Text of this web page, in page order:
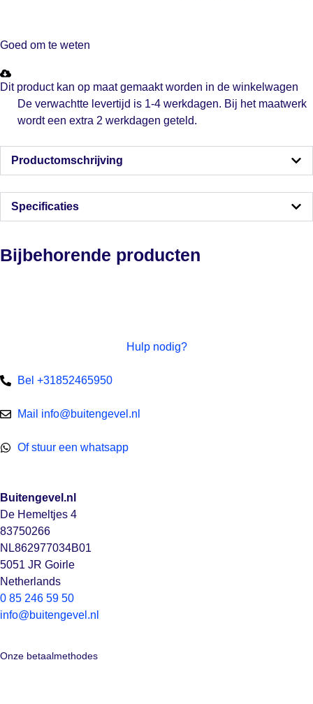
Goed om te weten
Dit product kan op maat gemaakt worden in de winkelwagen
De verwachtte levertijd is 1-4 werkdagen. Bij het maatwerk
wordt een extra 2 werkdagen geteld.
Productomschrijving
Specificaties
Bijbehorende producten
Hulp nodig?
Bel +31852465950
Mail info@buitengevel.nl
Of stuur een whatsapp
Buitengevel.nl
De Hemeltjes 4
83750266
NL862977034B01
5051 JR Goirle
Netherlands
0 85 246 59 50
info@buitengevel.nl
Onze betaalmethodes